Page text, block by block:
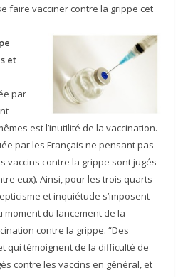
faire vacciner contre la grippe cet
et
par
est l’inutilité de la vaccination.
par les Français ne pensant pas
vaccins contre la grippe sont jugés
eux). Ainsi, pour les trois quarts
et inquiétude s’imposent
moment du lancement de la
contre la grippe. “Des
qui témoignent de la difficulté de
contre les vaccins en général, et